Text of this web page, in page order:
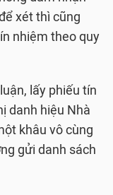
xét thì cũng
nhiệm theo quy
lấy phiếu tín
danh hiệu Nhà
khâu vô cùng
gửi danh sách